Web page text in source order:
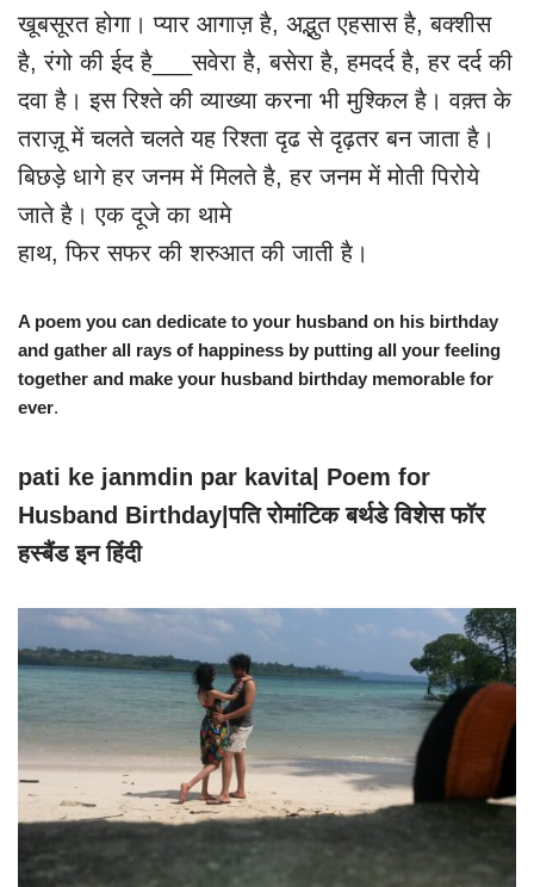
खूबसूरत होगा। प्यार आगाज़ है, अद्भुत एहसास है, बक्शीस
है, रंगो की ईद है___सवेरा है, बसेरा है, हमदर्द है, हर दर्द की
दवा है। इस रिश्ते की व्याख्या करना भी मुश्किल है। वक़्त के
तराज़ू में चलते चलते यह रिश्ता दृढ से दृढ़तर बन जाता है।
बिछड़े धागे हर जनम में मिलते है, हर जनम में मोती पिरोये
जाते है। एक दूजे का थामे
हाथ, फिर सफर की शरुआत की जाती है।
A poem you can dedicate to your husband on his birthday
and gather all rays of happiness by putting all your feeling
together and make your husband birthday memorable for
ever.
pati ke janmdin par kavita| Poem for
Husband Birthday|पति रोमांटिक बर्थडे विशेस फॉर
हस्बैंड इन हिंदी